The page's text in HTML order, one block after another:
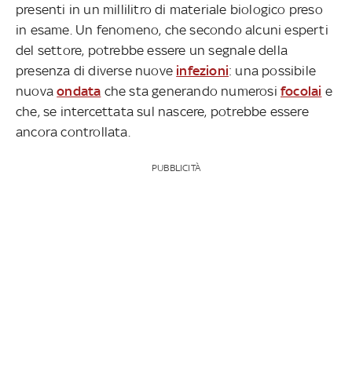
presenti in un millilitro di materiale biologico preso
in esame. Un fenomeno, che secondo alcuni esperti
del settore, potrebbe essere un segnale della
presenza di diverse nuove infezioni: una possibile
nuovaondata che sta generando numerosifocolai e
che, se intercettata sul nascere, potrebbe essere
ancora controllata.
PUBBLICITÀ